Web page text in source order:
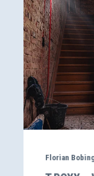
Florian